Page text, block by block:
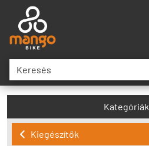
Kategóriák
Kiegészítők